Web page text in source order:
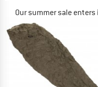
Our summer sale
phase
NOW UP TO